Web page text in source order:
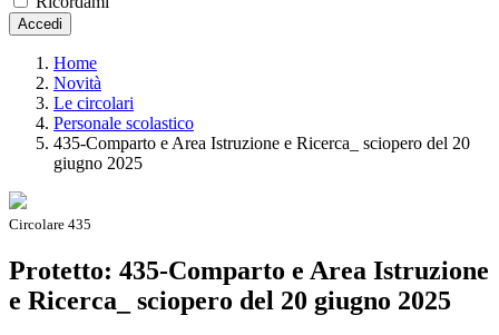
Accedi
Home
Novità
Le circolari
Personale scolastico
435-Comparto e Area Istruzione e Ricerca_ sciopero del 20
giugno 2025
Circolare 435
Protetto: 435-Comparto e Area Istruzione
e Ricerca_ sciopero del 20 giugno 2025